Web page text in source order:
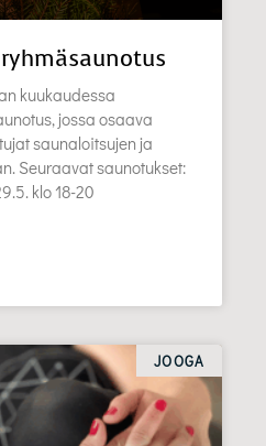
kuukaudessa
jossa osaava
saunaloitsujen ja
Seuraavat saunotukset:
klo 18-20
JOOGA